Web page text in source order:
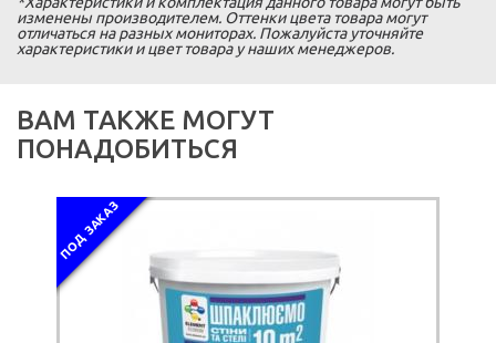
изменены производителем. Оттенки цвета товара могут
отличаться на разных мониторах. Пожалуйста уточняйте
характеристики и цвет товара у наших менеджеров.
ВАМ ТАКЖЕ МОГУТ
ПОНАДОБИТЬСЯ
ПОД ЗАКАЗ